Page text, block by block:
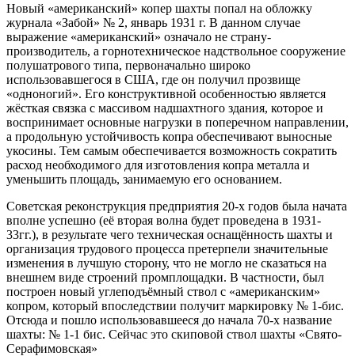
Новый «американский» копер шахты попал на обложку
журнала «Забой» № 2, январь 1931 г. В данном случае
выражение «американский» означало не страну-
производитель, а горнотехническое надствольное сооружение
полушатрового типа, первоначально широко
использовавшегося в США, где он получил прозвище
«одноногий». Его конструктивной особенностью является
жёсткая связка с массивом надшахтного здания, которое и
воспринимает основные нагрузки в поперечном направлении,
а продольную устойчивость копра обеспечивают выносные
укосины. Тем самым обеспечивается возможность сократить
расход необходимого для изготовления копра металла и
уменьшить площадь, занимаемую его основанием.
Советская реконструкция предприятия 20-х годов была начата
вполне успешно (её вторая волна будет проведена в 1931-
33гг.), в результате чего техническая оснащённость шахты и
организация трудового процесса претерпели значительные
изменения в лучшую сторону, что не могло не сказаться на
внешнем виде строений промплощадки. В частности, был
построен новый углеподъёмный ствол с «американским»
копром, который впоследствии получит маркировку № 1-бис.
Отсюда и пошло использовавшееся до начала 70-х название
шахты: № 1-1 бис. Сейчас это скиповой ствол шахты «Свято-
Серафимовская»